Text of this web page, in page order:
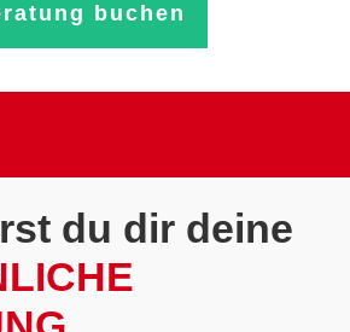
buchen
du dir deine